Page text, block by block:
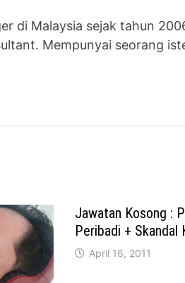
di Malaysia sejak tahun
Mempunyai seorang
Jawatan Kosong :
Peribadi + Skandal
April 16, 2011